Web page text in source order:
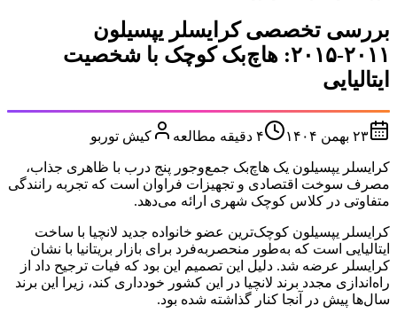
بررسی تخصصی کرایسلر یپسيلون
۲۰۱۱-۲۰۱۵: هاچ‌بک کوچک با شخصیت
ایتالیایی
۲۳ بهمن ۱۴۰۴ ۴ دقیقه مطالعه کیش توربو
کرایسلر یپسيلون یک هاچ‌بک جمع‌وجور پنج درب با ظاهری جذاب،
مصرف سوخت اقتصادی و تجهیزات فراوان است که تجربه رانندگی
متفاوتی در کلاس کوچک شهری ارائه می‌دهد.
کرایسلر یپسيلون کوچک‌ترین عضو خانواده جدید لانچیا با ساخت
ایتالیایی است که به‌طور منحصربه‌فرد برای بازار بریتانیا با نشان
کرایسلر عرضه شد. دلیل این تصمیم این بود که فیات ترجیح داد از
راه‌اندازی مجدد برند لانچیا در این کشور خودداری کند، زیرا این برند
سال‌ها پیش در آنجا کنار گذاشته شده بود.